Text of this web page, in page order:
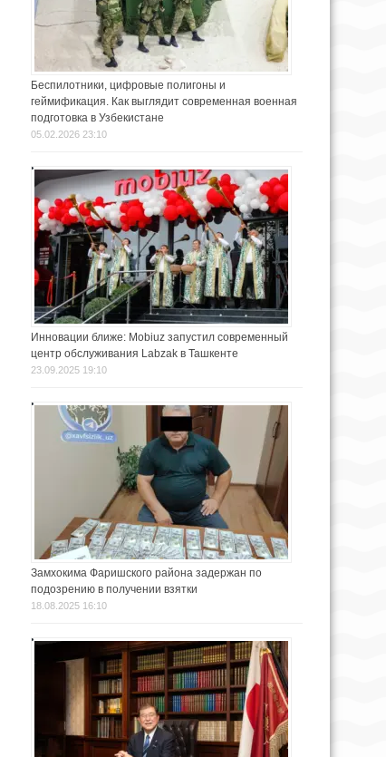
Беспилотники, цифровые полигоны и
геймификация. Как выглядит современная военная
подготовка в Узбекистане
05.02.2026 23:10
Инновации ближе: Mobiuz запустил современный
центр обслуживания Labzak в Ташкенте
23.09.2025 19:10
Замхокима Фаришского района задержан по
подозрению в получении взятки
18.08.2025 16:10